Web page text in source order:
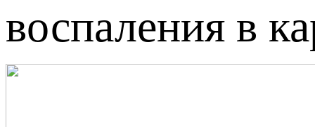
воспаления в